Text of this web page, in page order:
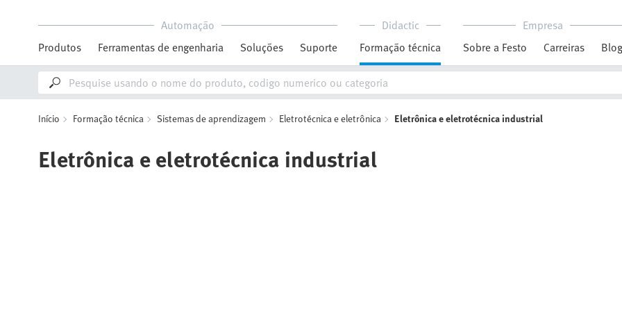
Automação
Produtos
Ferramentas de engenharia Soluções Suporte
Didactic
Formação técnica
Empresa
Sobre a Festo
Carreiras Blog
Início Formação técnica Sistemas de aprendizagem Eletrotécnica e eletrônica Eletrônica e eletrotécnica industrial
Eletrônica e eletrotécnica industrial